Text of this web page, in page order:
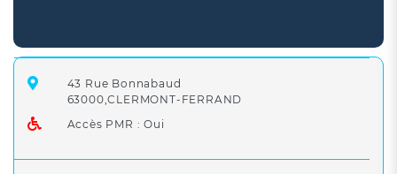
43 Rue Bonnabaud
63000,CLERMONT-FERRAND
Accès PMR : Oui